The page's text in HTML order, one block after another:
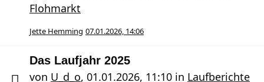
Flohmarkt
Jette Hemming 07.01.2026, 14:06
Das Laufjahr 2025
von U_d_o, 01.01.2026, 11:10 in Laufberichte